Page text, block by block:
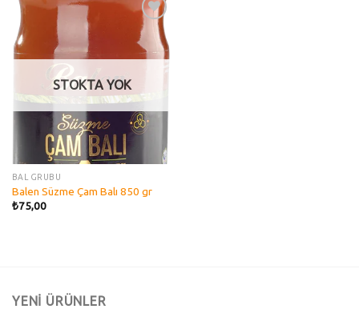
Add to
wishlist
STOKTA YOK
BAL GRUBU
Balen Süzme Çam Balı 850 gr
₺75,00
YENİ ÜRÜNLER